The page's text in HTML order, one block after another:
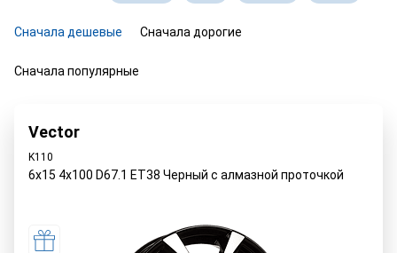
Сначала дешевые Сначала дорогие
Сначала популярные
Vector
K110
6x15 4x100 D67.1 ET38 Черный с алмазной проточкой